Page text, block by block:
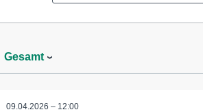
Gesamt
09.04.2026 – 12:00